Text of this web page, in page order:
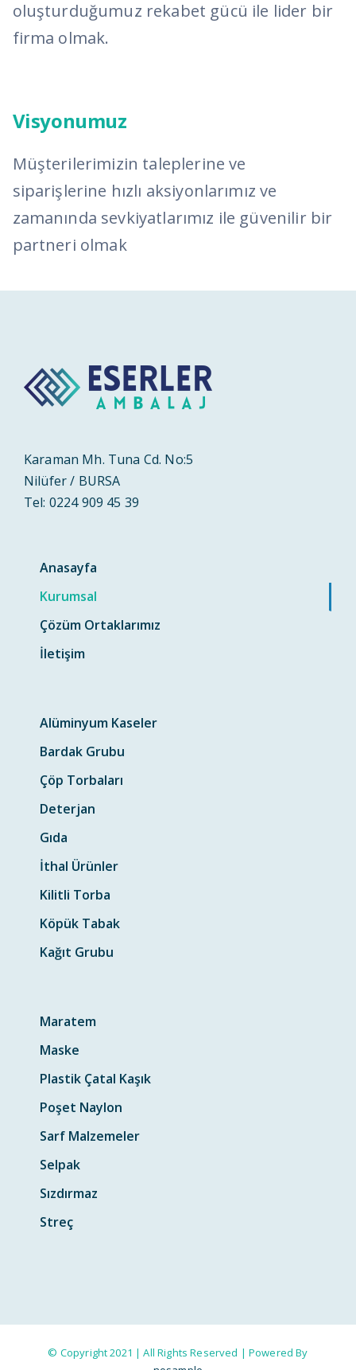
oluşturduğumuz rekabet gücü ile lider bir
firma olmak.
Visyonumuz
Müşterilerimizin taleplerine ve
siparişlerine hızlı aksiyonlarımız ve
zamanında sevkiyatlarımız ile güvenilir bir
partneri olmak
Karaman Mh. Tuna Cd. No:5
Nilüfer / BURSA
Tel: 0224 909 45 39
Anasayfa
Kurumsal
Çözüm Ortaklarımız
İletişim
Alüminyum Kaseler
Bardak Grubu
Çöp Torbaları
Deterjan
Gıda
İthal Ürünler
Kilitli Torba
Köpük Tabak
Kağıt Grubu
Maratem
Maske
Plastik Çatal Kaşık
Poşet Naylon
Sarf Malzemeler
Selpak
Sızdırmaz
Streç
© Copyright 2021 | All Rights Reserved | Powered By